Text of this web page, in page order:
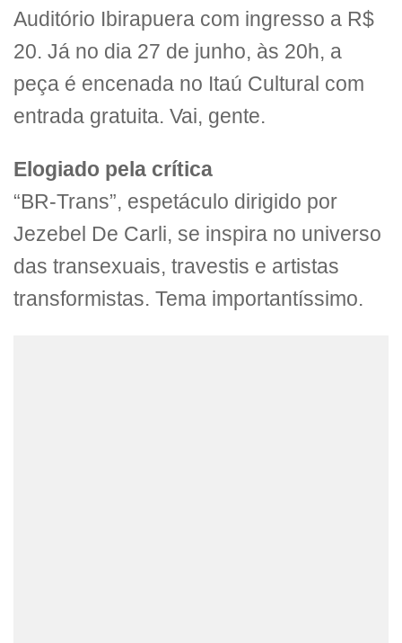
Auditório Ibirapuera com ingresso a R$
20. Já no dia 27 de junho, às 20h, a
peça é encenada no Itaú Cultural com
entrada gratuita. Vai, gente.
Elogiado pela crítica
“BR-Trans”, espetáculo dirigido por
Jezebel De Carli, se inspira no universo
das transexuais, travestis e artistas
transformistas. Tema importantíssimo.